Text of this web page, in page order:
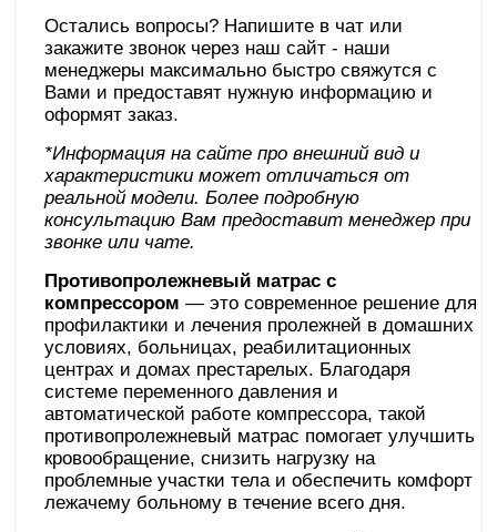
Остались вопросы? Напишите в чат или
закажите звонок через наш сайт - наши
менеджеры максимально быстро свяжутся с
Вами и предоставят нужную информацию и
оформят заказ.
*Информация на сайте про внешний вид и
характеристики может отличаться от
реальной модели. Более подробную
консультацию Вам предоставит менеджер при
звонке или чате.
Противопролежневый матрас с
компрессором — это современное решение для
профилактики и лечения пролежней в домашних
условиях, больницах, реабилитационных
центрах и домах престарелых. Благодаря
системе переменного давления и
автоматической работе компрессора, такой
противопролежневый матрас помогает улучшить
кровообращение, снизить нагрузку на
проблемные участки тела и обеспечить комфорт
лежачему больному в течение всего дня.